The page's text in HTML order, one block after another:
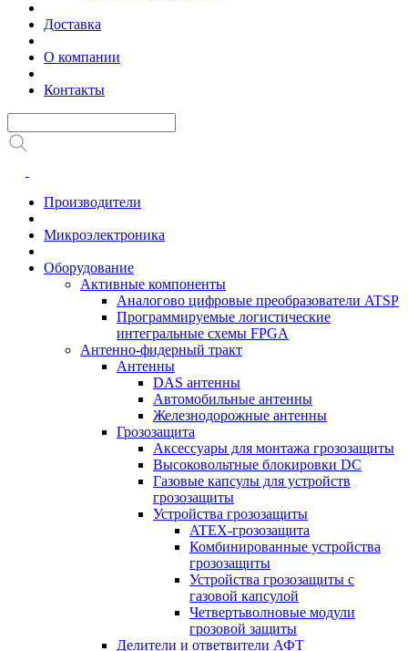
Доставка
О компании
Контакты
Производители
Микроэлектроника
Оборудование
Активные компоненты
Аналогово цифровые преобразователи ATSP
Программируемые логистические
интегральные схемы FPGA
Антенно-фидерный тракт
Антенны
DAS антенны
Автомобильные антенны
Железнодорожные антенны
Грозозащита
Аксессуары для монтажа грозозащиты
Высоковольтные блокировки DC
Газовые капсулы для устройств
грозозащиты
Устройства грозозащиты
ATEX-грозозащита
Комбинированные устройства
грозозащиты
Устройства грозозащиты с
газовой капсулой
Четвертьволновые модули
грозовой защиты
Делители и ответвители АФТ